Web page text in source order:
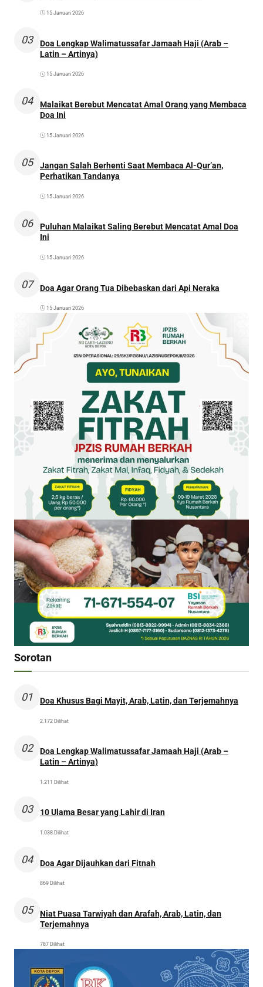
15 Januari 2026
03
Doa Lengkap Walimatussafar Jamaah Haji (Arab –
Latin – Artinya)
15 Januari 2026
04
Malaikat Berebut Mencatat Amal Orang yang Membaca
Doa Ini
15 Januari 2026
05
Jangan Salah Berhenti Saat Membaca Al-Qur’an,
Perhatikan Tandanya
15 Januari 2026
06
Puluhan Malaikat Saling Berebut Mencatat Amal Doa
Ini
15 Januari 2026
07 Doa Agar Orang Tua Dibebaskan dari Api Neraka
15 Januari 2026
Sorotan
01 Doa Khusus Bagi Mayit, Arab, Latin, dan Terjemahnya
2.172 Dilihat
02
Doa Lengkap Walimatussafar Jamaah Haji (Arab –
Latin – Artinya)
1.211 Dilihat
03 10 Ulama Besar yang Lahir di Iran
1.038 Dilihat
04 Doa Agar Dijauhkan dari Fitnah
869 Dilihat
05
Niat Puasa Tarwiyah dan Arafah, Arab, Latin, dan
Terjemahnya
787 Dilihat